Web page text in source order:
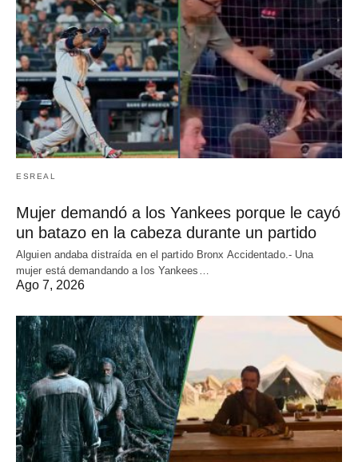
ESREAL
Mujer demandó a los Yankees porque le cayó
un batazo en la cabeza durante un partido
Alguien andaba distraída en el partido Bronx Accidentado.- Una
mujer está demandando a los Yankees…
Ago 7, 2026